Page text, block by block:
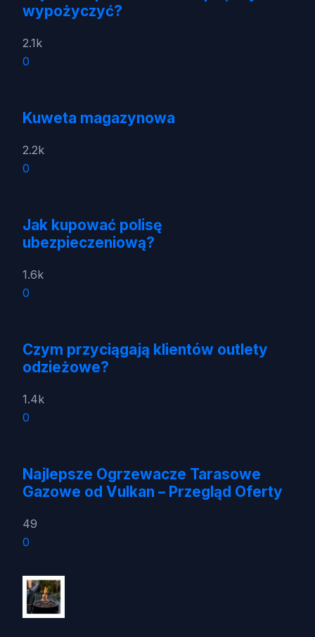
wypożyczyć?
2.1k
0
Kuweta magazynowa
2.2k
0
Jak kupować polisę
ubezpieczeniową?
1.6k
0
Czym przyciągają klientów outlety
odzieżowe?
1.4k
0
Najlepsze Ogrzewacze Tarasowe
Gazowe od Vulkan – Przegląd Oferty
49
0